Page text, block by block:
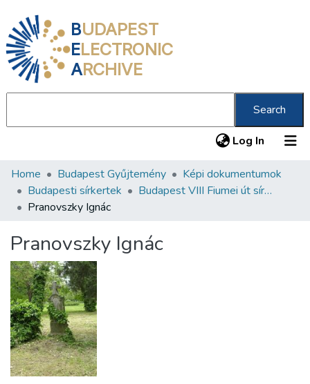
BUDAPEST
ELECTRONIC
ARCHIVE
Search
Log In (current)
Communities & Collections
All of DSpace
About us
Home Budapest Gyűjtemény
Képi dokumentumok
Budapesti sírkertek
Budapest VIII Fiumei út sírkert 2. rész
Pranovszky Ignác
Pranovszky Ignác